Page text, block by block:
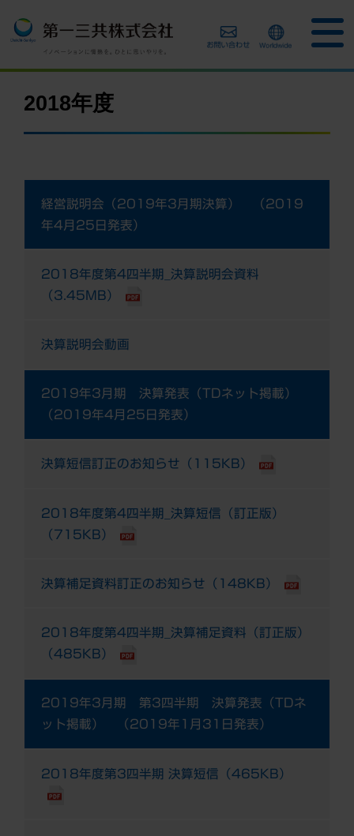
2018年度
経営説明会（2019年3月期決算） （2019
年4月25日発表）
2018年度第4四半期_決算説明会資料
（3.45MB）
決算説明会動画
2019年3月期 決算発表（TDネット掲載）
（2019年4月25日発表）
決算短信訂正のお知らせ（115KB）
2018年度第4四半期_決算短信（訂正版）
（715KB）
決算補足資料訂正のお知らせ（148KB）
2018年度第4四半期_決算補足資料（訂正版）
（485KB）
2019年3月期 第3四半期 決算発表（TDネ
ット掲載） （2019年1月31日発表）
2018年度第3四半期 決算短信（465KB）